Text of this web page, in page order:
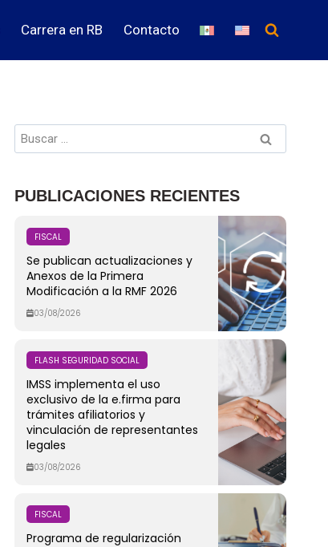
Carrera en RB Contacto
PUBLICACIONES RECIENTES
FISCAL
Se publican actualizaciones y
Anexos de la Primera
Modificación a la RMF 2026
03/08/2026
FLASH SEGURIDAD SOCIAL
IMSS implementa el uso
exclusivo de la e.firma para
trámites afiliatorios y
vinculación de representantes
legales
03/08/2026
FISCAL
Programa de regularización